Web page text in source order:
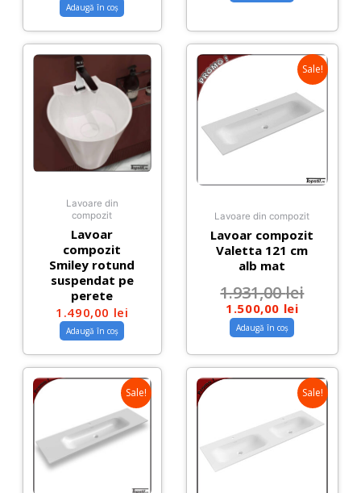
Adaugă în coș
Lavoare din
compozit
Lavoar
compozit
Smiley rotund
suspendat pe
perete
1.490,00 lei
Adaugă în coș
Sale!
Lavoare din compozit
Lavoar compozit
Valetta 121 cm
alb mat
1.931,00lei
1.500,00 lei
Adaugă în coș
Sale! Sale!